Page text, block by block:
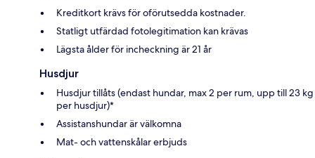
Kreditkort krävs för oförutsedda kostnader.
Statligt utfärdad fotolegitimation kan krävas
Lägsta ålder för incheckning är 21 år
Husdjur
Husdjur tillåts (endast hundar, max 2 per rum, upp till 23 kg
per husdjur)*
Assistanshundar är välkomna
Mat- och vattenskålar erbjuds